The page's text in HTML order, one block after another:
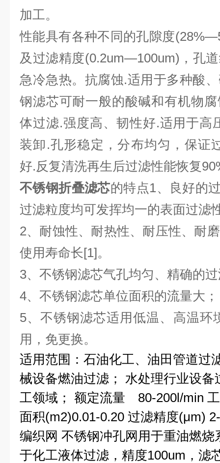
加工。
性能具有各种不同的孔隙度
及过滤精度(0.2um—100um)，孔
急冷急热。抗腐蚀.适用于多种酸
钢滤芯可耐一般的酸碱和有机物
体过滤.强度高、韧性好.适用于高
装卸.孔形稳定，分布均匀，保证
好.反复清洗再生后过滤性能恢复
不锈钢折叠滤芯的特点1、良好的
过滤粒度均可发挥均一的表面过滤
2、耐蚀性、耐热性、耐压性、耐
使用寿命长[1]。
3、不锈钢滤芯气孔均匀、精确的
4、不锈钢滤芯单位面积的流量大；
5、不锈钢滤芯适用低温、高温环
用，免更换。
适用范围：石油化工、油田管道过
械设备燃油过滤； 水处理行业设
工领域； 额定流量 80-200l/min
面积(m2)0.01-0.20 过滤精度(μm)
编织网 不锈钢冲孔网用于重油燃
于化工液体过滤，精度100um，滤